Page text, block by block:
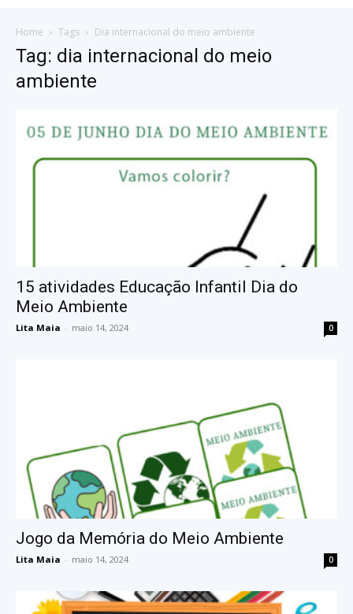
Home Tags Dia internacional do meio ambiente
Tag: dia internacional do meio
ambiente
15 atividades Educação Infantil Dia do
Meio Ambiente
Lita Maia - maio 14, 2024 0
Jogo da Memória do Meio Ambiente
Lita Maia - maio 14, 2024 0